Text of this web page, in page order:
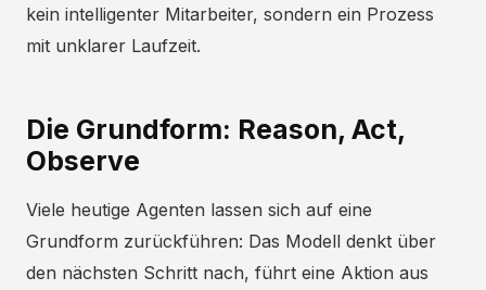
kein intelligenter Mitarbeiter, sondern ein Prozess
mit unklarer Laufzeit.
Die Grundform: Reason, Act,
Observe
Viele heutige Agenten lassen sich auf eine
Grundform zurückführen: Das Modell denkt über
den nächsten Schritt nach, führt eine Aktion aus